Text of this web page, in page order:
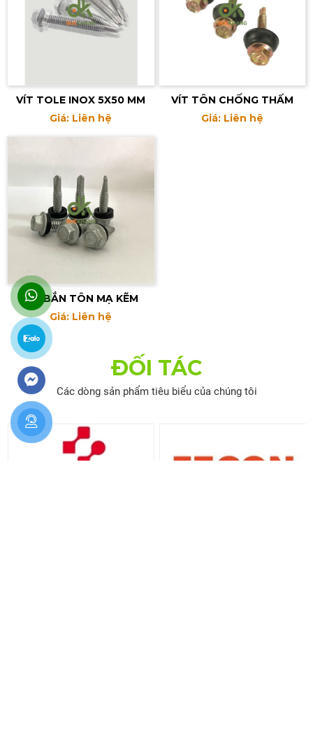
VÍT TOLE INOX 5X50 MM
Giá: Liên hệ
VÍT TÔN CHỐNG THẤM
Giá: Liên hệ
VÍT BẮN TÔN MẠ KẼM
Giá: Liên hệ
ĐỐI TÁC
Các dòng sản phẩm tiêu biểu của chúng tôi